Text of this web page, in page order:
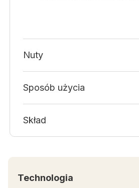
Nuty
Sposób użycia
Skład
Technologia